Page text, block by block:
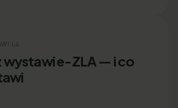
L4
wystawi e-ZLA — i co